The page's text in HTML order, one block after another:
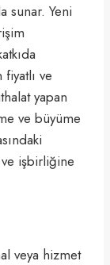
sunar. Yeni
ve
yapan
ve büyüme
işbirliğine
veya hizmet